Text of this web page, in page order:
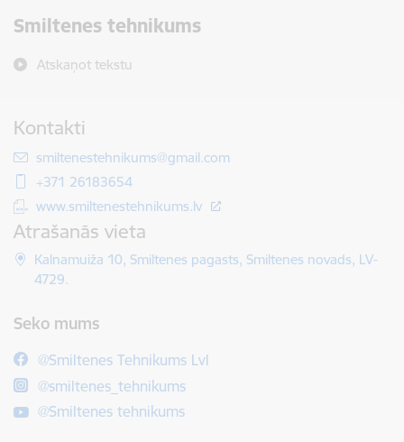
Smiltenes tehnikums
Atskaņot tekstu
Kontakti
E-pasts:
smiltenestehnikums@gmail.com
+371 26183654
www.smiltenestehnikums.lv
Atrašanās vieta
Kalnamuiža 10, Smiltenes pagasts, Smiltenes novads, LV-
4729.
Seko mums
@Smiltenes Tehnikums Lvl
@smiltenes_tehnikums
@Smiltenes tehnikums